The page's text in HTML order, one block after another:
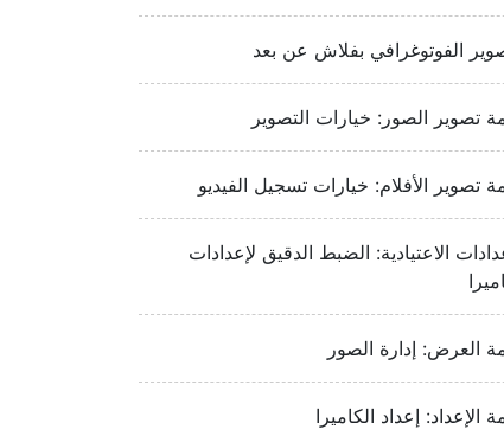
الفوتوغرافي بفلاش عن بعد
تصوير الصور: خيارات التصوير
تصوير الأفلام: خيارات تسجيل الفيديو
الاعتيادية: الضبط الدقيق لإعدادات
العرض: إدارة الصور
الإعداد: إعداد الكاميرا